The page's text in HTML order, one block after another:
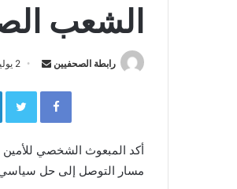
الشعب
رابطة الصحفيين
d
n
e
2 يوليو 2018
Facebook
Twitter
أكد المبعوث الشخصي للأمين
مسار التوصل إلى حل سياسي